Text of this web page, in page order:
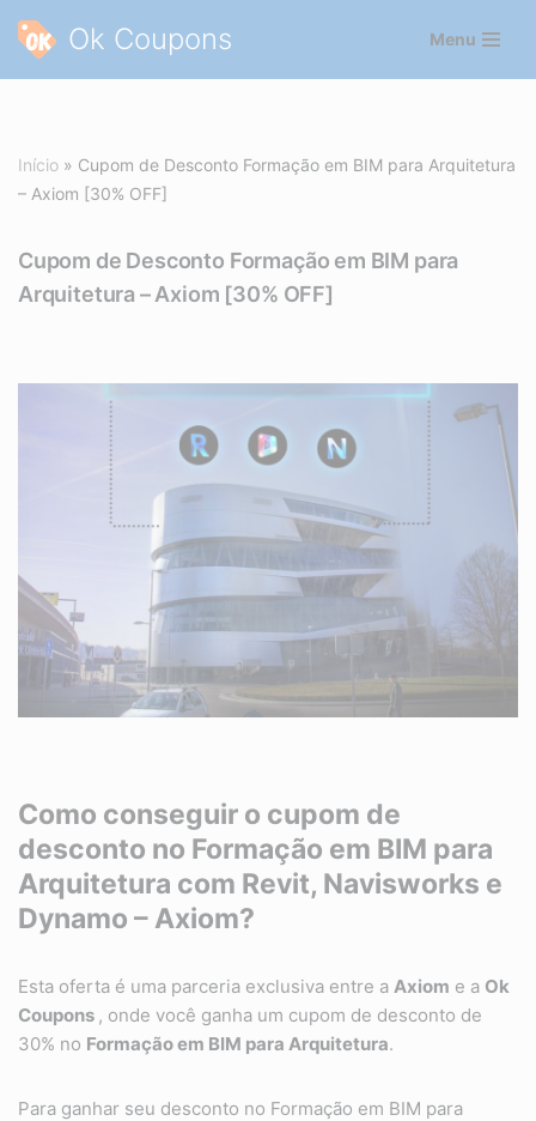
Pular
Ok Coupons Menu
Início » Cupom de Desconto Formação em BIM para Arquitetura
– Axiom [30% OFF]
Cupom de Desconto Formação em BIM para
Arquitetura – Axiom [30% OFF]
Como conseguir o cupom de
desconto no Formação em BIM para
Arquitetura com Revit, Navisworks e
Dynamo – Axiom?
Esta oferta é uma parceria exclusiva entre a Axiom e a Ok
Coupons , onde você ganha um cupom de desconto de
30% no Formação em BIM para Arquitetura.
Para ganhar seu desconto no Formação em BIM para